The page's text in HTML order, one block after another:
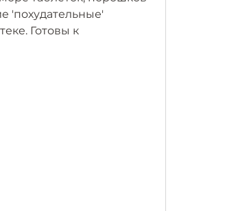
'похудательные'
Готовы к